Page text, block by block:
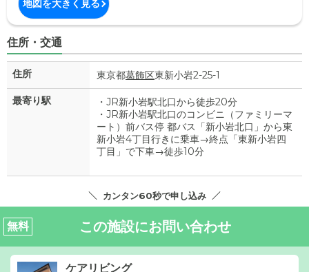
地図を大きく見る
住所・交通
住所 東京都葛飾区東新小岩2-25-1
最寄り駅
・JR新小岩駅北口から徒歩20分
・JR新小岩駅北口のコンビニ（ファミリーマ
ート）前バス停 都バス「新小岩北口」から東
新小岩4丁目行きに乗車→終点「東新小岩四
丁目」で下車→徒歩10分
カンタン60秒で申し込み
無料 この施設にお問い合わせ
ケアリビング